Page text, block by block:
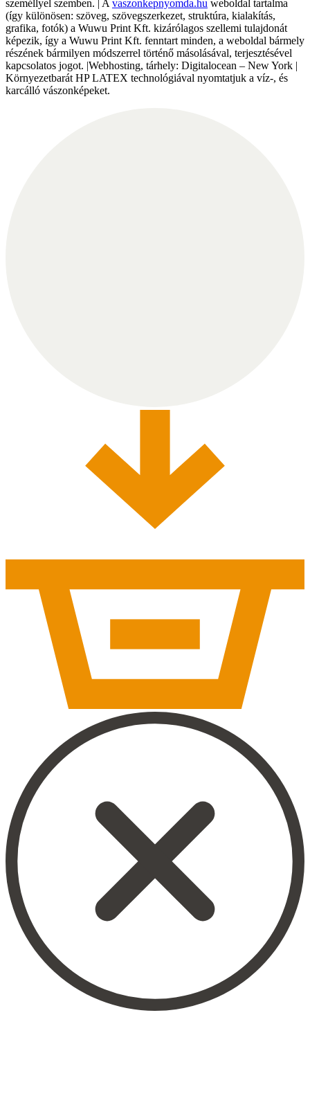
személlyel szemben. | A vaszonkepnyomda.hu weboldal tartalma
(így különösen: szöveg, szövegszerkezet, struktúra, kialakítás,
grafika, fotók) a Wuwu Print Kft. kizárólagos szellemi tulajdonát
képezik, így a Wuwu Print Kft. fenntart minden, a weboldal bármely
részének bármilyen módszerrel történő másolásával, terjesztésével
kapcsolatos jogot. |Webhosting, tárhely: Digitalocean – New York |
Környezetbarát HP LATEX technológiával nyomtatjuk a víz-, és
karcálló vászonképeket.